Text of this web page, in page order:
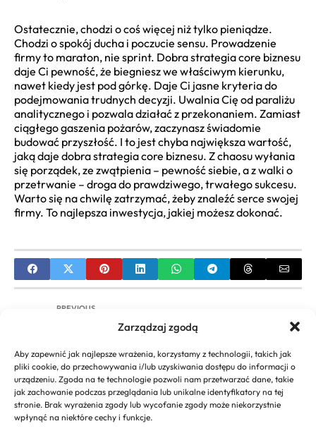
Zarządzaj zgodą
Aby zapewnić jak najlepsze wrażenia, korzystamy z technologii, takich jak
pliki cookie, do przechowywania i/lub uzyskiwania dostępu do informacji o
urządzeniu. Zgoda na te technologie pozwoli nam przetwarzać dane, takie
jak zachowanie podczas przeglądania lub unikalne identyfikatory na tej
stronie. Brak wyrażenia zgody lub wycofanie zgody może niekorzystnie
wpłynąć na niektóre cechy i funkcje.
Ostatecznie, chodzi o coś więcej niż tylko pieniądze.
Chodzi o spokój ducha i poczucie sensu. Prowadzenie
firmy to maraton, nie sprint. Dobra strategia core biznesu
daje Ci pewność, że biegniesz we właściwym kierunku,
nawet kiedy jest pod górkę. Daje Ci jasne kryteria do
podejmowania trudnych decyzji. Uwalnia Cię od paraliżu
analitycznego i pozwala działać z przekonaniem. Zamiast
ciągłego gaszenia pożarów, zaczynasz świadomie
budować przyszłość. I to jest chyba największa wartość,
jaką daje dobra strategia core biznesu. Z chaosu wyłania
się porządek, ze zwątpienia – pewność siebie, a z walki o
przetrwanie – droga do prawdziwego, trwałego sukcesu.
Warto się na chwilę zatrzymać, żeby znaleźć serce swojej
firmy. To najlepsza inwestycja, jakiej możesz dokonać.
PREVIOUS
Ranking Gazele Biznesu 2021: Kryteria, Liderzy i
NEXT
Ile Trwa Rozkręcanie Damskiego Biznesu?
Przewodnik dla Kobiet Przedsiębiorczych